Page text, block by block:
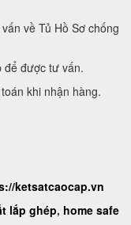
về Tủ Hồ Sơ chống
để được tư vấn.
khi nhận hàng.
ketsatcaocap.vn
lắp ghép, home safe